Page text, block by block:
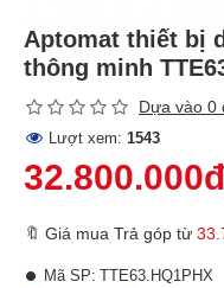
Aptomat thiết bị
thông minh
Dựa vào 0
Lượt xem: 1543
32.800.000đ
🔖 Giá mua Trả góp từ
Mã SP: TTE63.HQ1PHX